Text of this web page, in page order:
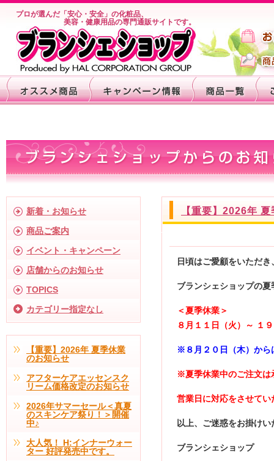
プロが選んだ「安心・安全」の化粧品、
美容・健康用品の専門通販サイトです。
新着・お知らせ
商品ご案内
イベント・キャンペーン
店舗からのお知らせ
TOPICS
カテゴリー指定なし
【重要】2026年 夏季休業
のお知らせ
アフターケアエッセンスク
リーム価格改定のお知らせ
2026年サマーセール＜真夏
のスキンケア祭り！＞開催
中♪
大人気！ H:インナーウォー
ター 好評発売中です。
【重要】2026年
日頃はご愛顧をいただ
ブランシェショップの
＜夏季休業＞
８月１１日（火）～ １
※８月２０日（木）から
※夏季休業中のご注文は
営業日に対応をさせてい
以上、ご迷惑をお掛け
ブランシェショップ